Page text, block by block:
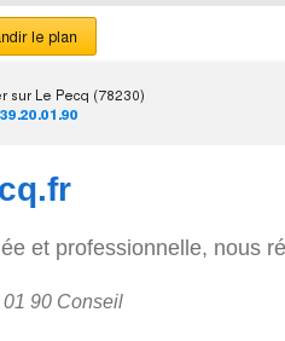
et professionnelle, nous
90 Conseil